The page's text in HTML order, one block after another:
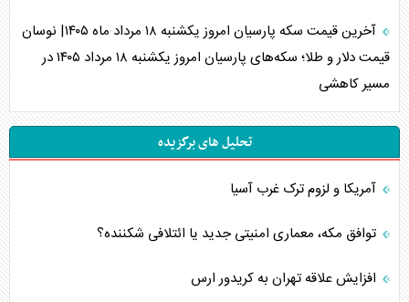
آخرین قیمت سکه پارسیان امروز یکشنبه ۱۸ مرداد ماه ۱۴۰۵| نوسان
قیمت دلار و طلا؛ سکه‌های پارسیان امروز یکشنبه ۱۸ مرداد ۱۴۰۵ در
مسیر کاهشی
تحلیل های برگزیده
آمریکا و لزوم ترک غرب آسیا
توافق مکه، معماری امنیتی جدید یا ائتلافی شکننده؟
افزایش علاقه تهران به کریدور ارس